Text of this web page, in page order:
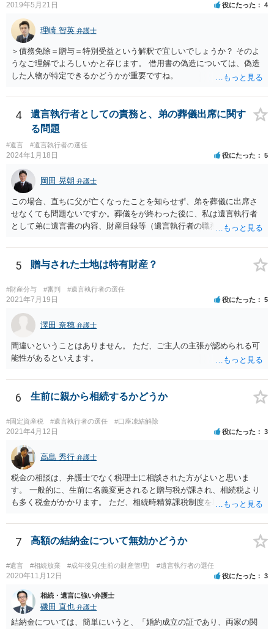
2019年5月21日 役にたった 4
理崎 智英 弁護士
＞債務免除＝贈与＝特別受益という解釈で宜しいでしょうか？ そのよ
うなご理解でよろしいかと存じます。 借用書の偽造については、偽造
した人物が特定できるかどうかが重要ですね。
4
遺言執行者としての責務と、弟の葬儀出席に関す
る問題
#遺言 #遺言執行者の選任
2024年1月18日 役にたった 5
岡田 晃朝 弁護士
この場合、直ちに父が亡くなったことを知らせず、弟を葬儀に出席さ
せなくても問題ないですか。葬儀をが終わった後に、私は遺言執行者
として弟に遺言書の内容、財産目録等（遺言執行者の職務）を知らせ
るかは喪主の自由です。 呼ばなくてもかまいません。 そもそも、そう
いう法律関係にありません。 遺言の内容と遺産の総額の通知、公正証
で、対応しましょう。 そのあとは遺留分の請求などがあればそれへの
対応となるでしょう。
5 贈与された土地は特有財産？
#財産分与 #審判 #遺言執行者の選任
2021年7月19日 役にたった 5
澤田 奈穗 弁護士
間違いということはありません。 ただ、ご主人の主張が認められる可
能性があるといえます。
6 生前に親から相続するかどうか
#固定資産税 #遺言執行者の選任 #口座凍結解除
2021年4月12日 役にたった 3
高島 秀行 弁護士
税金の相談は、弁護士でなく税理士に相談された方がよいと思いま
す。 一般的に、生前に名義変更されると贈与税が課され、相続税より
も多く税金がかかります。 ただ、相続時精算課税制度を取れば、実質
ういう場合にどれくらい税金がかかるか計算してもらって どういう方
針を取るか決められたらよいと思います。
7 高額の結納金について無効かどうか
#遺言 #相続放棄 #成年後見(生前の財産管理) #遺言執行者の選任
2020年11月12日 役にたった 3
相続・遺言に強い弁護士
磯田 直也 弁護士
結納金については、簡単にいうと、「婚約成立の証であり、両家の関